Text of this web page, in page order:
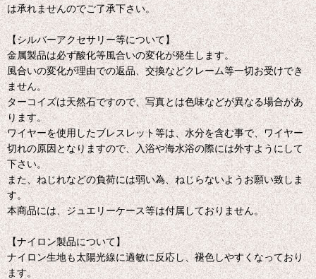
は承れませんのでご了承下さい。
【シルバーアクセサリー等について】
金属製品は必ず酸化等風合いの変化が発生します。
風合いの変化が理由での返品、交換などクレーム等一切お受けでき
ません。
ターコイズは天然石ですので、写真とは色味などが異なる場合があ
ります。
ワイヤーを使用したブレスレット等は、水分を含む事で、ワイヤー
切れの原因となりますので、入浴や海水浴の際には外すようにして
下さい。
また、ねじれなどの負荷には弱い為、ねじらないようお願い致しま
す。
本商品には、ジュエリーケース等は付属しておりません。
【ナイロン製品について】
ナイロン生地も太陽光線に過敏に反応し、褪色しやすくなっており
ます。